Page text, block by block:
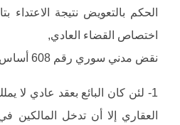
الحكم بالتعويض نتيجة الاعتداء
اختصاص القضاء العادي,
نقض مدني سوري رقم 608 أساس 663 تاريخ 30/3/981 ـ
1- لئن كان البائع بعقد عادي لا
العقاري إلا أن تدخل